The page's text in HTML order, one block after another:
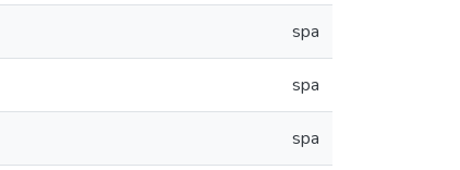
spa
spa
spa